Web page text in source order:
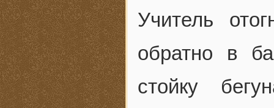
Учитель
обратно в
стойку